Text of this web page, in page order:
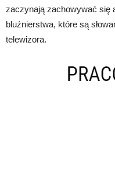
zaczynają zachowywać się
bluźnierstwa, które są
telewizora.